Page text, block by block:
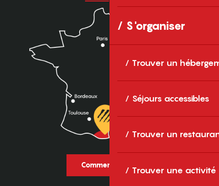
S'organiser
Trouver un
Séjours accessibles
Trouver un
Trouver une activité
Comment venir ?